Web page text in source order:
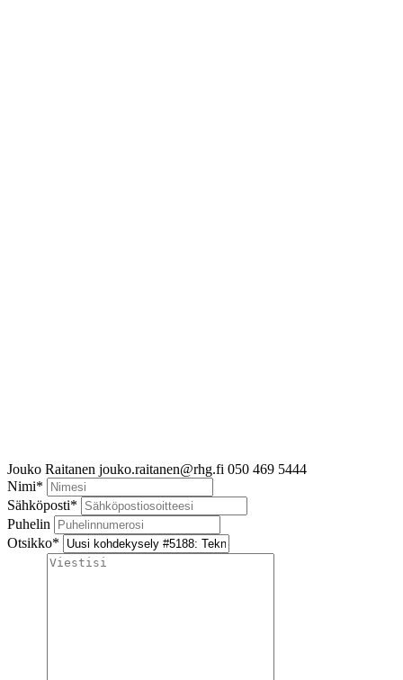
Jouko Raitanen jouko.raitanen@rhg.fi 050 469 5444
Nimi*
Sähköposti*
Puhelin
Otsikko*